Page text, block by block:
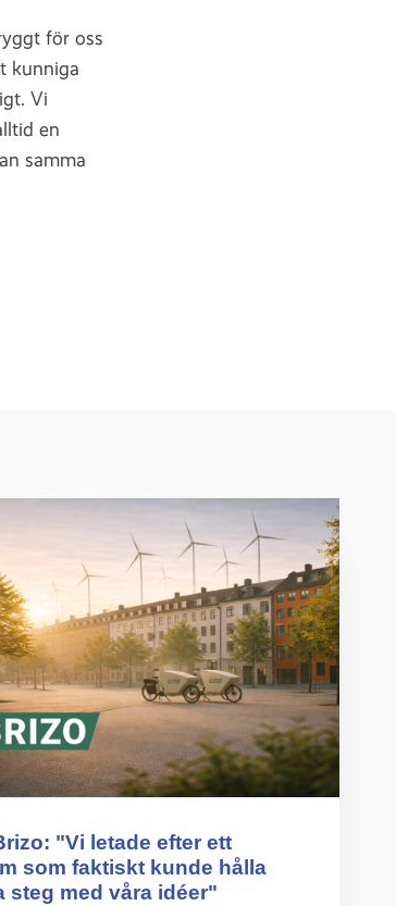
för oss
kunniga
Vi
en
samma
"Vi letade efter ett
som faktiskt kunde hålla
steg med våra idéer"